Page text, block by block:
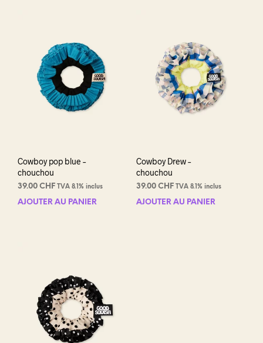
Cowboy pop blue –
chouchou
39.00 CHF TVA 8.1% inclus
AJOUTER AU PANIER
Cowboy Drew –
chouchou
39.00 CHF TVA 8.1% inclus
AJOUTER AU PANIER